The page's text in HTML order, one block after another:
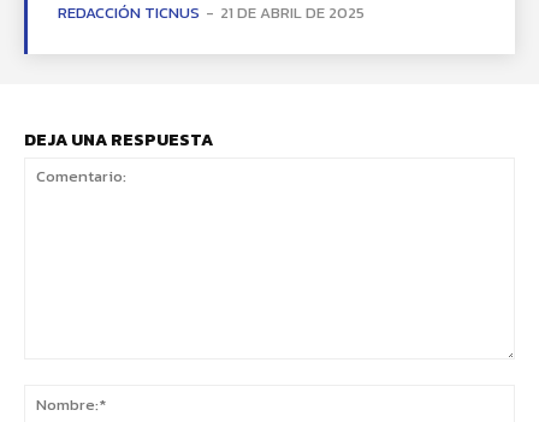
REDACCIÓN TICNUS - 21 DE ABRIL DE 2025
DEJA UNA RESPUESTA